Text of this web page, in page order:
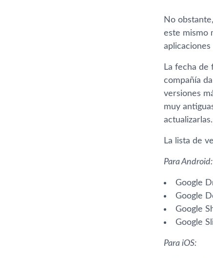
No
este mismo
La fecha de
compañí­a
versiones
muy
actualizarlas.
La lista de
Para Android:
Google
Google
Google
Google
Para iOS: